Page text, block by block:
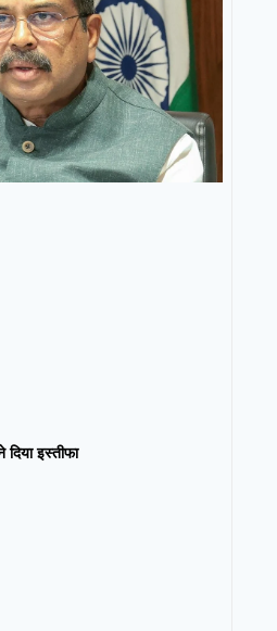
दिया इस्तीफा